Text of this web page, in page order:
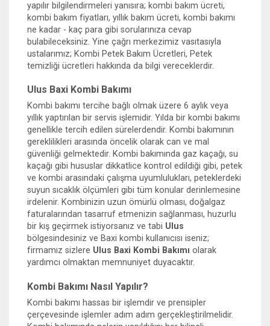
yapılır bilgilendirmeleri yanısıra; kombi bakım ücreti,
kombi bakım fiyatları, yıllık bakım ücreti, kombi bakımı
ne kadar - kaç para gibi sorularınıza cevap
bulabileceksiniz. Yine çağrı merkezimiz vasıtasıyla
ustalarımız; Kombi Petek Bakım Ücretleri, Petek
temizliği ücretleri hakkında da bilgi vereceklerdir.
Ulus Baxi Kombi Bakımı
Kombi bakımı tercihe bağlı olmak üzere 6 aylık veya
yıllık yaptırılan bir servis işlemidir. Yılda bir kombi bakımı
genellikle tercih edilen sürelerdendir. Kombi bakımının
gereklilikleri arasında öncelik olarak can ve mal
güvenliği gelmektedir. Kombi bakımında gaz kaçağı, su
kaçağı gibi hususlar dikkatlice kontrol edildiği gibi, petek
ve kombi arasındaki çalışma uyumlulukları, peteklerdeki
suyun sıcaklık ölçümleri gibi tüm konular derinlemesine
irdelenir. Kombinizin uzun ömürlü olması, doğalgaz
faturalarından tasarruf etmenizin sağlanması, huzurlu
bir kış geçirmek istiyorsanız ve tabi Ulus
bölgesindesiniz ve Baxi kombi kullanıcısı iseniz;
firmamız sizlere Ulus Baxi Kombi Bakımı olarak
yardımcı olmaktan memnuniyet duyacaktır.
Kombi Bakımı Nasıl Yapılır?
Kombi bakımı hassas bir işlemdir ve prensipler
çerçevesinde işlemler adım adım gerçekleştirilmelidir.